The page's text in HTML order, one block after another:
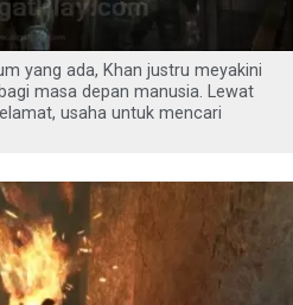
yang ada, Khan justru meyakini
masa depan manusia. Lewat
usaha untuk mencari